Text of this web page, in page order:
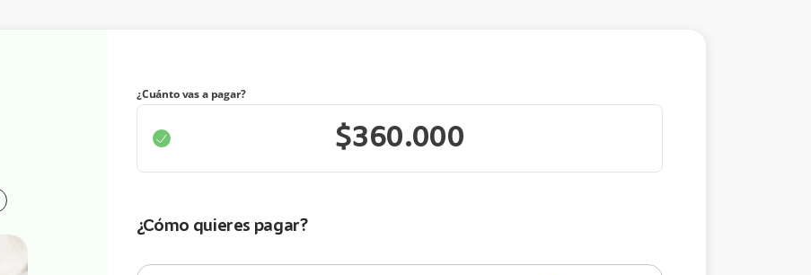
¿Cuánto vas a pagar?
¿Cómo quieres pagar?